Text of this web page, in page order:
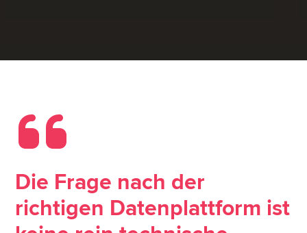
Die Frage nach der
richtigen Datenplattform ist